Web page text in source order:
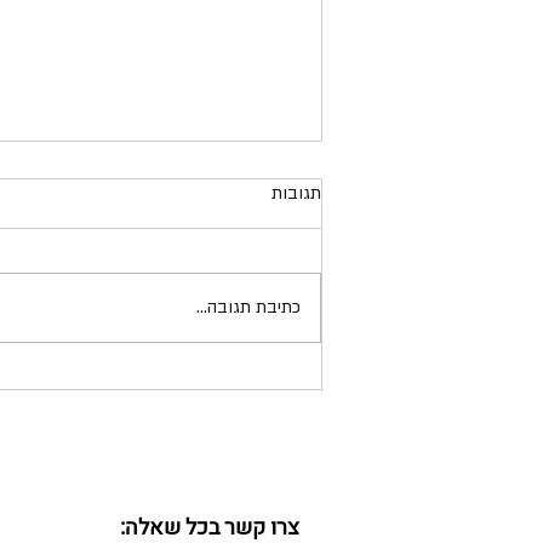
החזרה לבית הספר לא חייבת להיות
תגובות
כתיבת תגובה...
צרו קשר בכל שאלה: